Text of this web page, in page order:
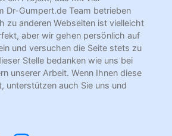
Dr-Gumpert.de Team betrieben
zu anderen Webseiten ist vielleicht
aber wir gehen persönlich auf
und versuchen die Seite stets zu
Stelle bedanken wie uns bei
unserer Arbeit. Wenn Ihnen diese
unterstützen auch Sie uns und